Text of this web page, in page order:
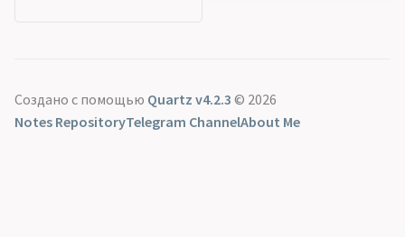
Создано с помощью Quartz v4.2.3 © 2026
Notes RepositoryTelegram ChannelAbout Me